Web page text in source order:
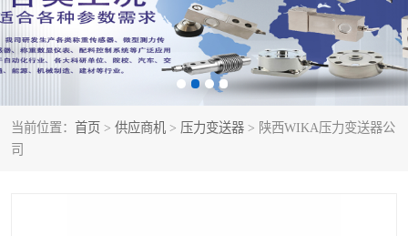
当前位置： 首页 > 供应商机 > 压力变送器 > 陕西WIKA压力变送器公
司
压力变送器 通用型压力变送器
流量计
位移传感器 差压变送器